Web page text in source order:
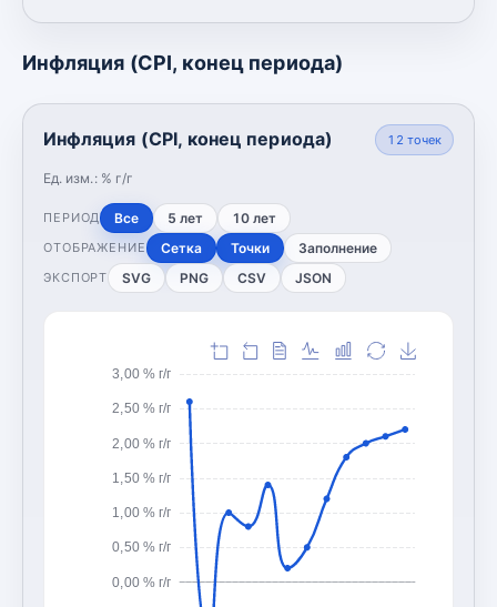
Инфляция (CPI, конец периода)
Инфляция (CPI, конец периода)
Ед. изм.: % г/г
12 точек
ПЕРИОД Все 5 лет 10 лет
ОТОБРАЖЕНИЕ Сетка Точки Заполнение
ЭКСПОРТ SVG PNG CSV JSON
0,00 % г/г
0,50 % г/г
1,00 % г/г
1,50 % г/г
2,00 % г/г
2,50 % г/г
3,00 % г/г